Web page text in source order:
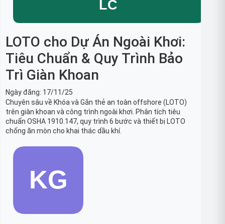
LOTO cho Dự Án Ngoài Khơi:
Tiêu Chuẩn & Quy Trình Bảo
Trì Giàn Khoan
Ngày đăng: 17/11/25
Chuyên sâu về Khóa và Gắn thẻ an toàn offshore (LOTO)
trên giàn khoan và công trình ngoài khơi. Phân tích tiêu
chuẩn OSHA 1910.147, quy trình 6 bước và thiết bị LOTO
chống ăn mòn cho khai thác dầu khí.